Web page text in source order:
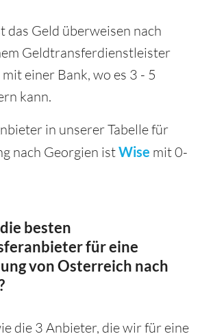
das Geld überweisen nach
Geldtransferdienstleister
einer Bank, wo es 3 - 5
kann.
in unserer Tabelle für
nach Georgien istWise mit 0-
besten
für eine
von Osterreich nach
die 3 Anbieter, die wir für eine